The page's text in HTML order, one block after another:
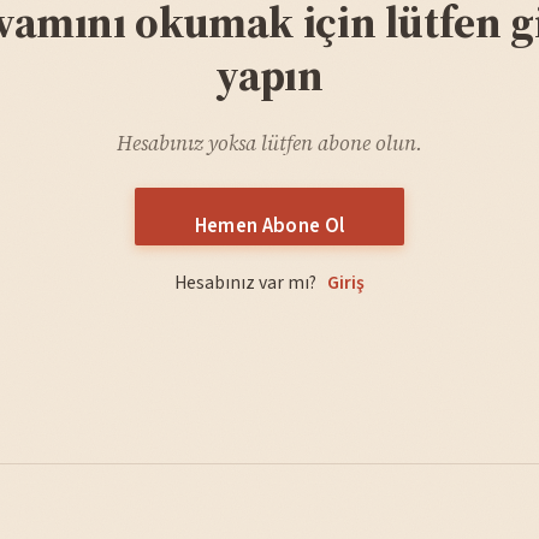
okumak için lütfen
yapın
Hesabınız yoksa lütfen abone olun.
Hemen Abone Ol
Hesabınız var mı? Giriş